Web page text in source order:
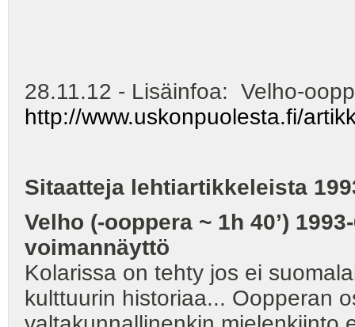
28.11.12 - Lisäinfoa: Velho-
http://www.uskonpuolesta.fi/
Sitaatteja lehtiartikkeleista
Velho (-ooppera ~ 1h 40’)
voimannäyttö
Kolarissa on tehty jos ei
kulttuurin historiaa... Oopperan